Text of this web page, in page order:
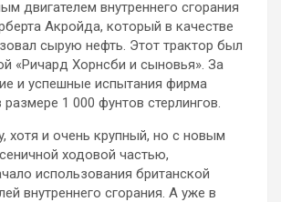
двигателем внутреннего сгорания
Акройда, который в качестве
сырую нефть. Этот трактор был
«Ричард Хорнсби и сыновья». За
и успешные испытания фирма
размере 1 000 фунтов стерлингов.
хотя и очень крупный, но с новым
ходовой частью,
использования британской
внутреннего сгорания. А уже в